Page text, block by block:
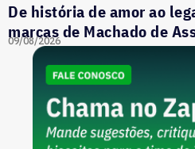
De história de amor ao
marcas de Machado de
09/08/2026